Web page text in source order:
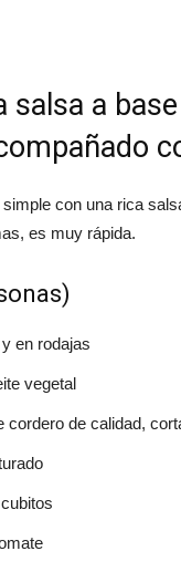
salsa a
con una rica
es muy rápida.
en rodajas
vegetal
cordero de calidad,